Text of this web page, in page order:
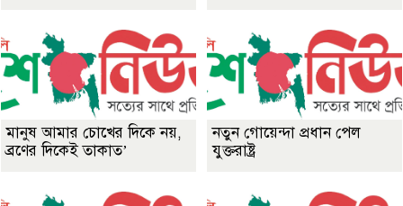
মানুষ আমার চোখের দিকে নয়,
ব্রণের দিকেই তাকাত’
নতুন গোয়েন্দা প্রধান পেল
যুক্তরাষ্ট্র